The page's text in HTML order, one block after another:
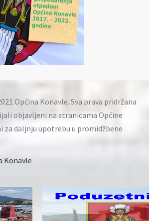
Općina Konavle. Sva prava pridržana
objavljeni na stranicama Općine
za daljnju upotrebu u promidžbene
Konavle